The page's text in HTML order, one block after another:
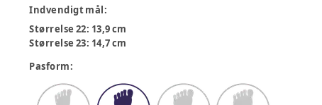
Indvendigt mål:
Størrelse 22: 13,9 cm
Størrelse 23: 14,7 cm
Pasform: